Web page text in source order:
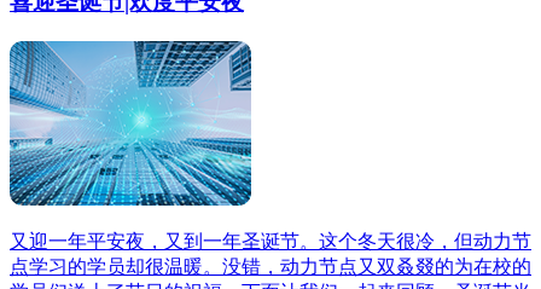
又迎一年平安夜，又到一年圣诞节。这个冬天很冷，但动力节
点学习的学员却很温暖。没错，动力节点又双叒叕的为在校的